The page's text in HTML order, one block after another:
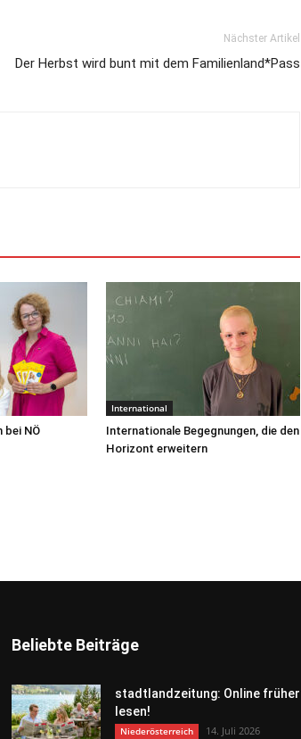
Nächster Artikel
Der Herbst wird bunt mit dem Familienland*Pass
bei NÖ
International
Internationale Begegnungen, die den
Horizont erweitern
Beliebte Beiträge
stadtlandzeitung: Online früher
lesen!
Niederösterreich 14. Juli 2026